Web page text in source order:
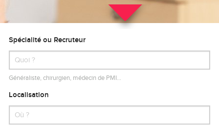
Spécialité ou Recruteur
Généraliste, chirurgien, médecin de PMI…
Localisation